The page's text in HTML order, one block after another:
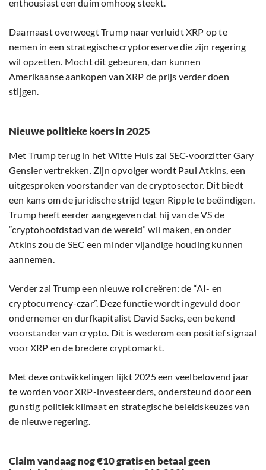
enthousiast een duim omhoog steekt.
Daarnaast overweegt Trump naar verluidt XRP op te
nemen in een strategische cryptoreserve die zijn regering
wil opzetten. Mocht dit gebeuren, dan kunnen
Amerikaanse aankopen van XRP de prijs verder doen
stijgen.
Nieuwe politieke koers in 2025
Met Trump terug in het Witte Huis zal SEC-voorzitter Gary
Gensler vertrekken. Zijn opvolger wordt Paul Atkins, een
uitgesproken voorstander van de cryptosector. Dit biedt
een kans om de juridische strijd tegen Ripple te beëindigen.
Trump heeft eerder aangegeven dat hij van de VS de
“cryptohoofdstad van de wereld” wil maken, en onder
Atkins zou de SEC een minder vijandige houding kunnen
aannemen.
Verder zal Trump een nieuwe rol creëren: de “AI- en
cryptocurrency-czar”. Deze functie wordt ingevuld door
ondernemer en durfkapitalist David Sacks, een bekend
voorstander van crypto. Dit is wederom een positief signaal
voor XRP en de bredere cryptomarkt.
Met deze ontwikkelingen lijkt 2025 een veelbelovend jaar
te worden voor XRP-investeerders, ondersteund door een
gunstig politiek klimaat en strategische beleidskeuzes van
de nieuwe regering.
Claim vandaag nog €10 gratis en betaal geen